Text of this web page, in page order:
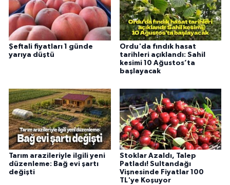
Şeftali fiyatları 1 günde
yarıya düştü
Ordu'da fındık hasat
tarihleri açıklandı: Sahil
kesimi 10 Ağustos’ta
başlayacak
Tarım arazileriyle ilgili yeni
düzenleme: Bağ evi şartı
değişti
Stoklar Azaldı, Talep
Patladı! Sultandağı
Vişnesinde Fiyatlar 100
TL'ye Koşuyor